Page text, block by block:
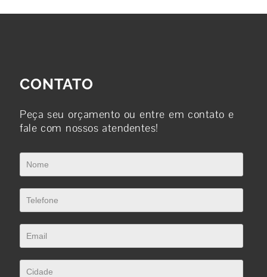
CONTATO
Peça seu orçamento ou entre em contato e
fale com nossos atendentes!